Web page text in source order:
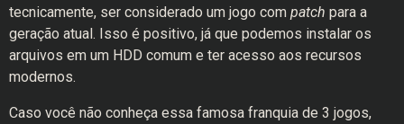
tecnicamente, ser considerado um jogo com patch para a
geração atual. Isso é positivo, já que podemos instalar os
arquivos em um HDD comum e ter acesso aos recursos
modernos.
Caso você não conheça essa famosa franquia de 3 jogos,